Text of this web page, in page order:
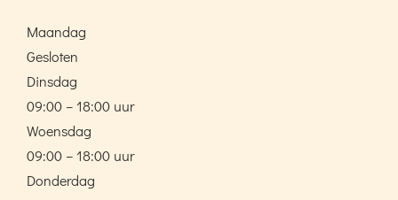
Maandag
Gesloten
Dinsdag
09:00 – 18:00 uur
Woensdag
09:00 – 18:00 uur
Donderdag